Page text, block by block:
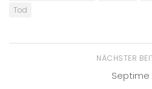
Tod
NÄCHSTER
Septime